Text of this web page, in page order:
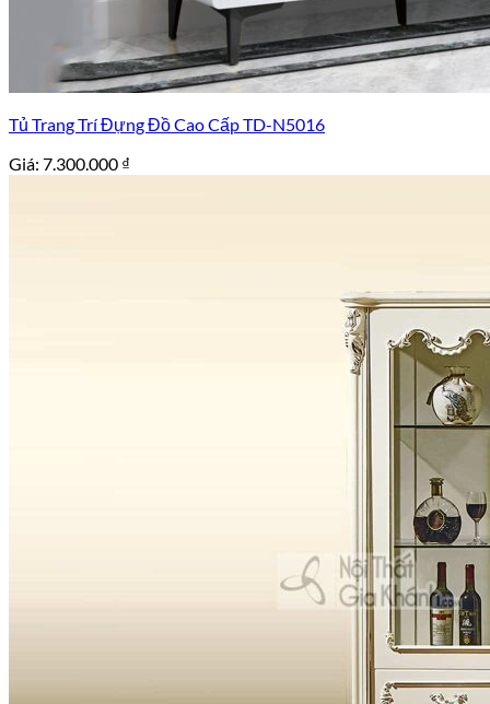
Tủ Trang Trí Đựng Đồ Cao Cấp TD-N5016
Giá: 7.300.000 ₫